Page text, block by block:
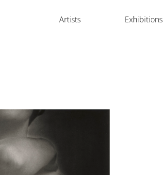
Artists Exhibitions